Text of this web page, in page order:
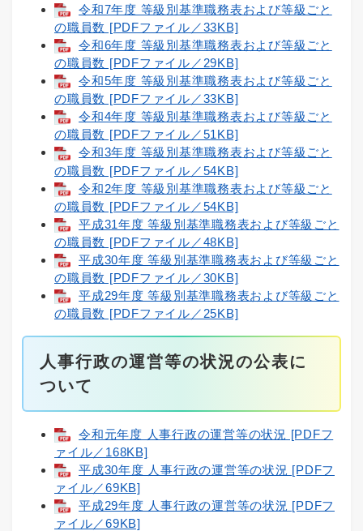
令和7年度 等級別基準職務表および等級ごと
の職員数 [PDFファイル／33KB]
令和6年度 等級別基準職務表および等級ごと
の職員数 [PDFファイル／29KB]
令和5年度 等級別基準職務表および等級ごと
の職員数 [PDFファイル／33KB]
令和4年度 等級別基準職務表および等級ごと
の職員数 [PDFファイル／51KB]
令和3年度 等級別基準職務表および等級ごと
の職員数 [PDFファイル／54KB]
令和2年度 等級別基準職務表および等級ごと
の職員数 [PDFファイル／54KB]
平成31年度 等級別基準職務表および等級ごと
の職員数 [PDFファイル／48KB]
平成30年度 等級別基準職務表および等級ごと
の職員数 [PDFファイル／30KB]
平成29年度 等級別基準職務表および等級ごと
の職員数 [PDFファイル／25KB]
人事行政の運営等の状況の公表に
ついて
令和元年度 人事行政の運営等の状況 [PDFフ
ァイル／168KB]
平成30年度 人事行政の運営等の状況 [PDFフ
ァイル／69KB]
平成29年度 人事行政の運営等の状況 [PDFフ
ァイル／69KB]